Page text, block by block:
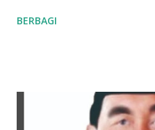
ketatnya persaingan di dunia
28 Maret 2026 lalu, Ikyy
dalam ajang pencarian bakat
BERBAGI